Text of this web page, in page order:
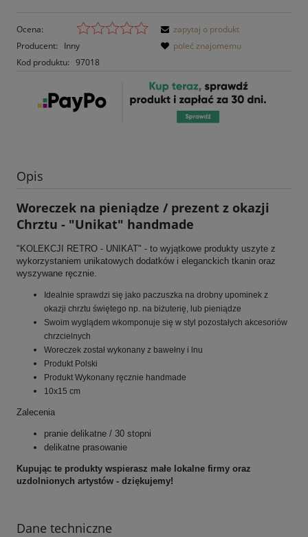
Ocena:
Producent:
Inny
Kod produktu: 97018
zapytaj o produkt
poleć znajomemu
Opis
Woreczek na pieniądze / prezent z okazji
Chrztu - "Unikat" handmade
"KOLEKCJI RETRO - UNIKAT" - to wyjątkowe produkty uszyte z
wykorzystaniem unikatowych dodatków i eleganckich tkanin oraz
wyszywane ręcznie.
Idealnie sprawdzi się jako paczuszka na drobny upominek z
okazji chrztu świętego np. na biżuterię, lub pieniądze
Swoim wyglądem wkomponuje się w styl pozostałych akcesoriów
chrzcielnych
Woreczek został wykonany z bawełny i lnu
Produkt Polski
Produkt Wykonany ręcznie handmade
10x15 cm
Zalecenia
pranie delikatne / 30 stopni
delikatne prasowanie
Kupując te produkty wspierasz małe lokalne firmy oraz
uzdolnionych artystów - dziękujemy!
Dane techniczne